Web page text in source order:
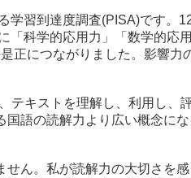
学習到達度調査(PISA)です。
「科学的応用力」「数学的応
正につながりました。影響力
キストを理解し、利用し、
語の読解力より広い概念に
ん。私が読解力の大切さを